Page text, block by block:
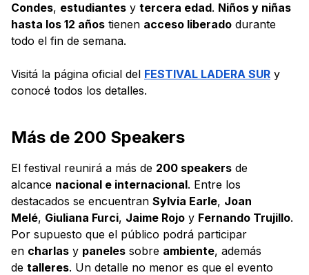
Condes, estudiantes y tercera edad. Niños y niñas
hasta los 12 años tienen acceso liberado durante
todo el fin de semana.
Visitá la página oficial del FESTIVAL LADERA SUR y
conocé todos los detalles.
Más de 200 Speakers
El festival reunirá a más de 200 speakers de
alcance nacional e internacional. Entre los
destacados se encuentran Sylvia Earle, Joan
Melé, Giuliana Furci, Jaime Rojo y Fernando Trujillo.
Por supuesto que el público podrá participar
en charlas y paneles sobre ambiente, además
de talleres. Un detalle no menor es que el evento